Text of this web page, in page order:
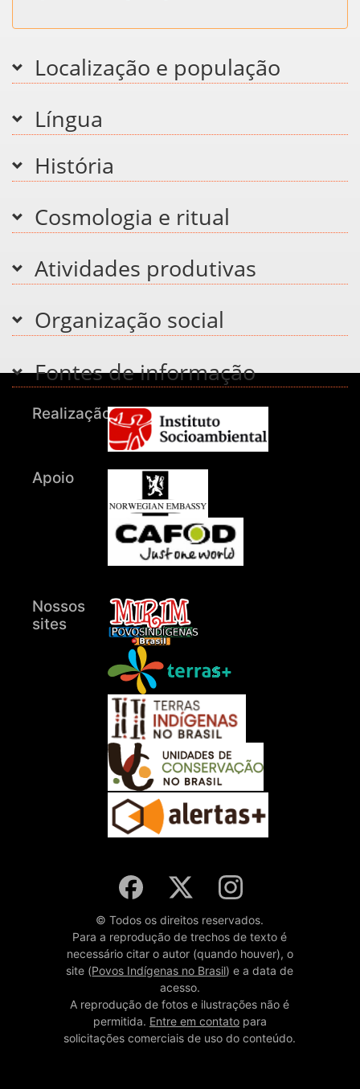
Localização e população
Língua
História
Cosmologia e ritual
Atividades produtivas
Organização social
Fontes de informação